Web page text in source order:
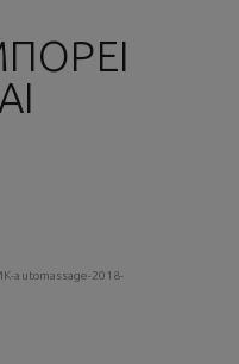
automassage-2018-